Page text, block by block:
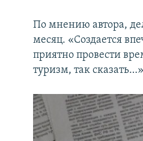
По мнению автора,
месяц. «Создается
приятно провести
туризм, так